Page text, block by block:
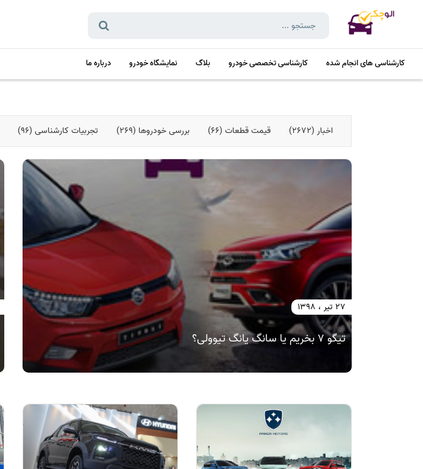
کارشناسی های انجام شده کارشناسی تخصصی خودرو بلاگ نمایشگاه خودرو درباره ما
اخبار (2672) قیمت قطعات (66) بررسی خودروها (269) تجربیات کارشناسی (96)
27 تیر ، 1398
تیگو 7 بخریم یا سانگ یانگ تیوولی؟